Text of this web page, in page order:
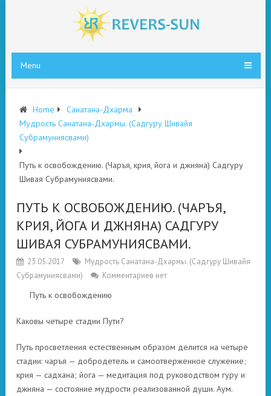
Menu
Home
Санатана-Дхарма
Мудрость Санатана-Дхармы. (Садгуру Шивайя
Субрамуниясвами)
Путь к освобождению. (Чаръя, крия, йога и джняна) Садгуру
Шивая Субрамуниясвами.
ПУТЬ К ОСВОБОЖДЕНИЮ. (ЧАРЪЯ,
КРИЯ, ЙОГА И ДЖНЯНА) САДГУРУ
ШИВАЯ СУБРАМУНИЯСВАМИ.
23.05.2017
Мудрость Санатана-Дхармы. (Садгуру Шивайя
Субрамуниясвами)
Комментариев нет
Путь к освобождению
Каковы четыре стадии Пути?
Путь просветления естественным образом делится на четыре
стадии: чаръя — добродетель и самоотверженное служение;
крия — садхана; йога — медитация под руководством гуру и
джняна — состояние мудрости реализованной души. Аум.